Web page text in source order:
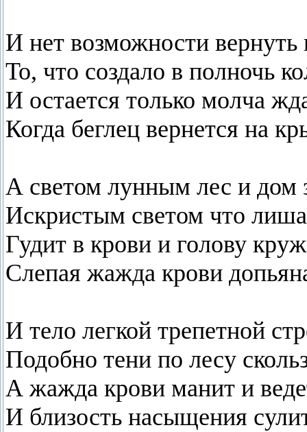
И нет возможности вернуть
То, что создало в полночь
И остается только молча
Когда беглец вернется на
А светом лунным лес и дом
Искристым светом что
Гудит в крови и голову
Слепая жажда крови
И тело легкой трепетной
Подобно тени по лесу
А жажда крови манит и
И близость насыщения